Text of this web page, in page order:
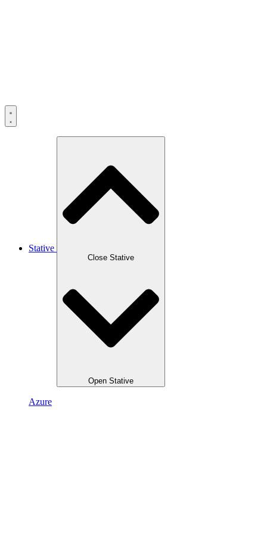
Stative
Close Stative
Open Stative
Azure